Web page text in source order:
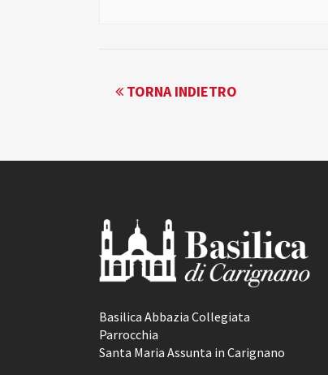
EVENTO
TORNA INDIETRO
Basilica Abbazia Collegiata
Parrocchia
Santa Maria Assunta in Carignano